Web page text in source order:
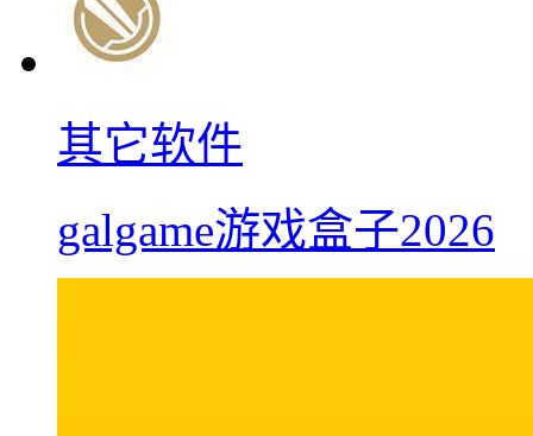
其它软件
galgame游戏盒子2026